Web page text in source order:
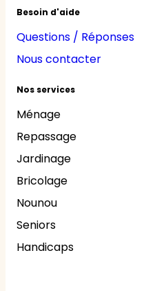
Besoin d'aide
Questions / Réponses
Nous contacter
Nos services
Ménage
Repassage
Jardinage
Bricolage
Nounou
Seniors
Handicaps